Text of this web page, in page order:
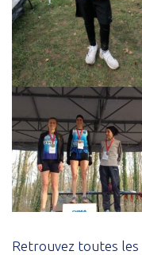
Retrouvez toutes les